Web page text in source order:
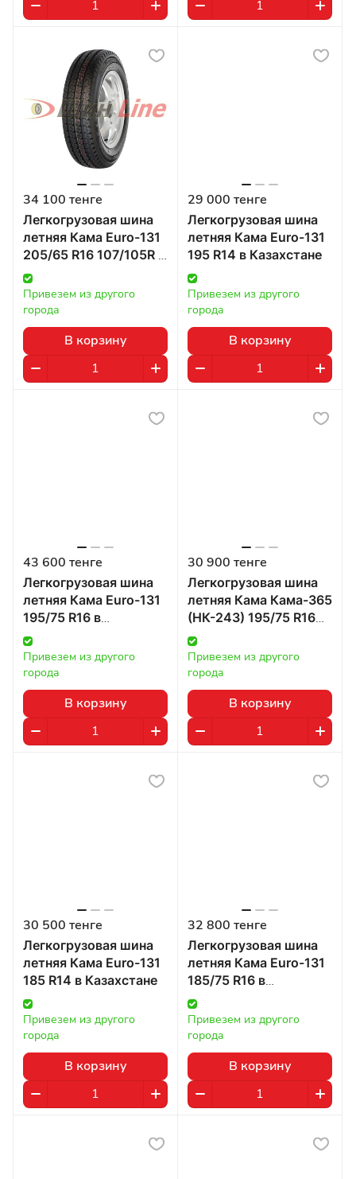
34 100 тенге
Легкогрузовая шина
летняя Кама Euro-131
205/65 R16 107/105R в
Казахстане
Привезем из другого
города
В корзину
29 000 тенге
Легкогрузовая шина
летняя Кама Euro-131
195 R14 в Казахстане
Привезем из другого
города
В корзину
43 600 тенге
Легкогрузовая шина
летняя Кама Euro-131
195/75 R16 в
Казахстане
Привезем из другого
города
В корзину
30 900 тенге
Легкогрузовая шина
летняя Кама Кама-365
(НК-243) 195/75 R16
107/105Q в
Казахстане
Привезем из другого
города
В корзину
30 500 тенге
Легкогрузовая шина
летняя Кама Euro-131
185 R14 в Казахстане
Привезем из другого
города
В корзину
32 800 тенге
Легкогрузовая шина
летняя Кама Euro-131
185/75 R16 в
Казахстане
Привезем из другого
города
В корзину